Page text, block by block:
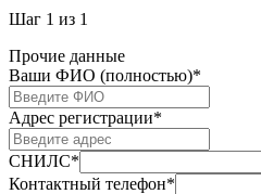
Шаг 1 из 1
Прочие данные
Ваши ФИО (полностью)*
Адрес регистрации*
СНИЛС*
Контактный телефон*